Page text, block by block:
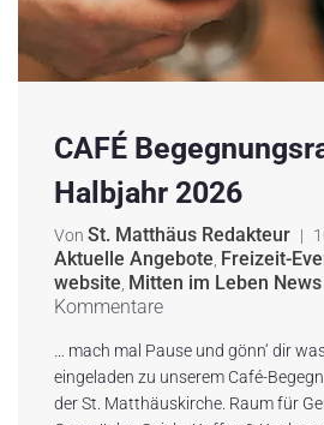
CAFÉ
Halbjahr 2026
Von St. Matthäus Redakteur |
Aktuelle Angebote Freizeit-
website Mitten im Leben News
Kommentare
… mach mal Pause und gönn‘ dir
eingeladen zu unserem Café-
der St. Matthäuskirche. Raum für